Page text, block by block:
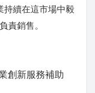
持續在這市場中毅
責銷售。
創新服務補助